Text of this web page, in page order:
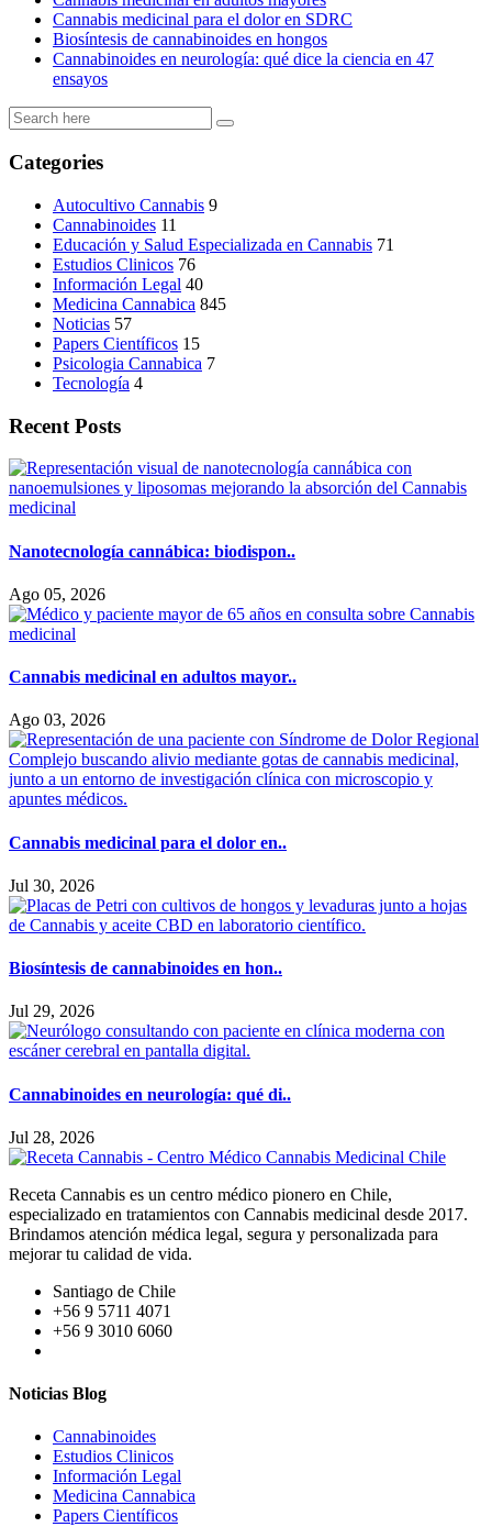
Cannabis medicinal para el dolor en SDRC
Biosíntesis de cannabinoides en hongos
Cannabinoides en neurología: qué dice la ciencia en 47
ensayos
Categories
Autocultivo Cannabis 9
Cannabinoides 11
Educación y Salud Especializada en Cannabis 71
Estudios Clinicos 76
Información Legal 40
Medicina Cannabica 845
Noticias 57
Papers Científicos 15
Psicologia Cannabica 7
Tecnología 4
Recent Posts
Nanotecnología cannábica: biodispon..
Ago 05, 2026
Cannabis medicinal en adultos mayor..
Ago 03, 2026
Cannabis medicinal para el dolor en..
Jul 30, 2026
Biosíntesis de cannabinoides en hon..
Jul 29, 2026
Cannabinoides en neurología: qué di..
Jul 28, 2026
Receta Cannabis es un centro médico pionero en Chile,
especializado en tratamientos con Cannabis medicinal desde 2017.
Brindamos atención médica legal, segura y personalizada para
mejorar tu calidad de vida.
Santiago de Chile
+56 9 5711 4071
+56 9 3010 6060
Noticias Blog
Cannabinoides
Estudios Clinicos
Información Legal
Medicina Cannabica
Papers Científicos